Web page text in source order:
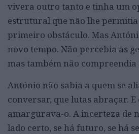
vivera outro tanto e tinha um
estrutural que não lhe
primeiro obstáculo. Mas
novo tempo. Não percebia as
mas também não compreendia
António não sabia a quem se
conversar, que lutas abraçar. E
amargurava-o. A incerteza de
lado certo, se há futuro, se há